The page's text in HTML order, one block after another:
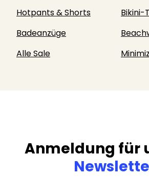
Hotpants & Shorts
Bikini-
Badeanzüge
Alle Sale
Anmeldung für